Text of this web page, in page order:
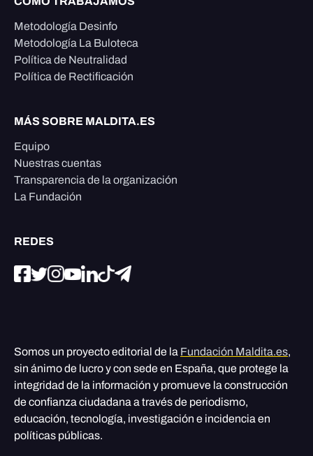
Metodología Desinfo
Metodología La Buloteca
Política de Neutralidad
Política de Rectificación
MÁS SOBRE MALDITA.ES
Equipo
Nuestras cuentas
Transparencia de la organización
La Fundación
REDES
Somos un proyecto editorial de la Fundación Maldita.es,
sin ánimo de lucro y con sede en España, que protege la
integridad de la información y promueve la construcción
de confianza ciudadana a través de periodismo,
educación, tecnología, investigación e incidencia en
políticas públicas.